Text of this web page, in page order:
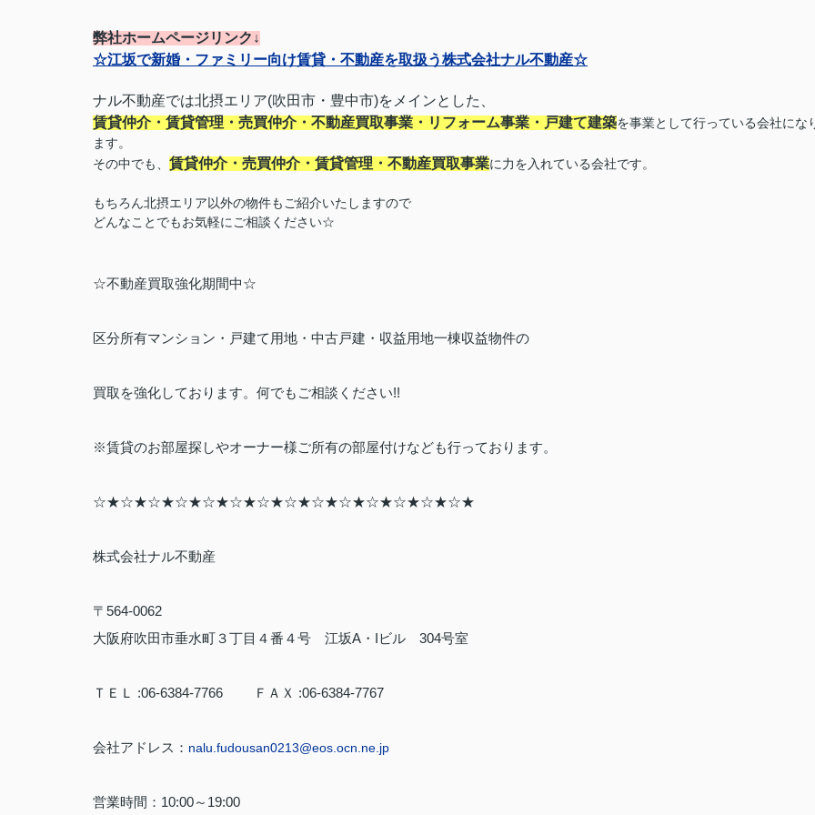
弊社ホームページリンク↓
☆江坂で新婚・ファミリー向け賃貸・不動産を取扱う株式会社ナル不動産☆
ナル不動産では北摂エリア(吹田市・豊中市)をメインとした、
賃貸仲介・賃貸管理・売買仲介・不動産買取事業・リフォーム事業・戸建て建築を事業として行っている会社にな
ます。
その中でも、 賃貸仲介・売買仲介・賃貸管理・不動産買取事業に力を入れている会社です。
もちろん北摂エリア以外の物件もご紹介いたしますので
どんなことでもお気軽にご相談ください☆
☆不動産買取強化期間中☆
区分所有マンション・戸建て用地・中古戸建・収益用地一棟収益物件の
買取を強化しております。何でもご相談ください!!
※賃貸のお部屋探しやオーナー様ご所有の部屋付けなども行っております。
☆★☆★☆★☆★☆★☆★☆★☆★☆★☆★☆★☆★☆★☆★
株式会社ナル不動産
〒 564-0062
大阪府吹田市垂水町３丁目４番４号 江坂A ・ Iビル 304号室
ＴＥＬ :06-6384-7766 ＦＡＸ :06-6384-7767
会社アドレス： nalu.fudousan0213@eos.ocn.ne.jp
営業時間： 10:00～ 19:00